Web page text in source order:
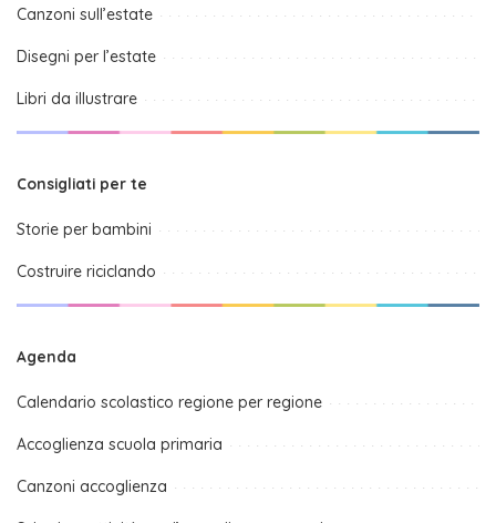
Canzoni sull’estate
Disegni per l’estate
Libri da illustrare
Consigliati per te
Storie per bambini
Costruire riciclando
Agenda
Calendario scolastico regione per regione
Accoglienza scuola primaria
Canzoni accoglienza